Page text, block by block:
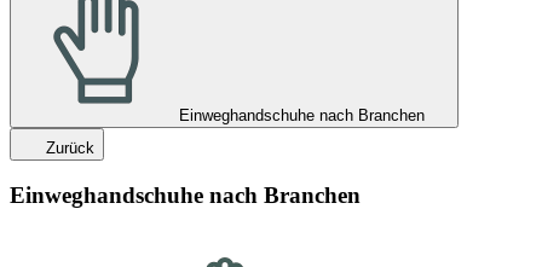
Einweghandschuhe nach Branchen
Zurück
Einweghandschuhe nach Branchen